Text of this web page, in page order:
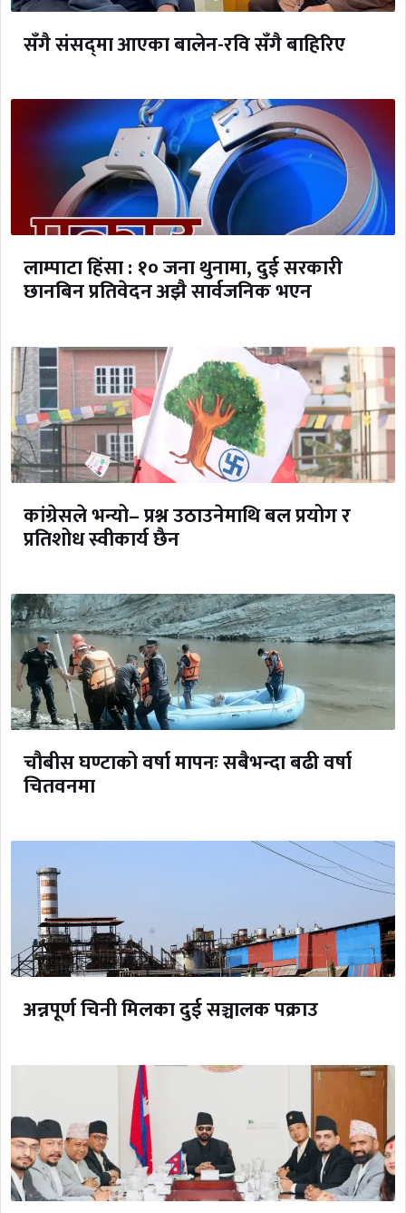
सँगै संसद्‌मा आएका बालेन-रवि सँगै बाहिरिए
लाम्पाटा हिंसा : १० जना थुनामा, दुई सरकारी
छानबिन प्रतिवेदन अझै सार्वजनिक भएन
कांग्रेसले भन्यो– प्रश्न उठाउनेमाथि बल प्रयोग र
प्रतिशोध स्वीकार्य छैन
चौबीस घण्टाको वर्षा मापनः सबैभन्दा बढी वर्षा
चितवनमा
अन्नपूर्ण चिनी मिलका दुई सञ्चालक पक्राउ